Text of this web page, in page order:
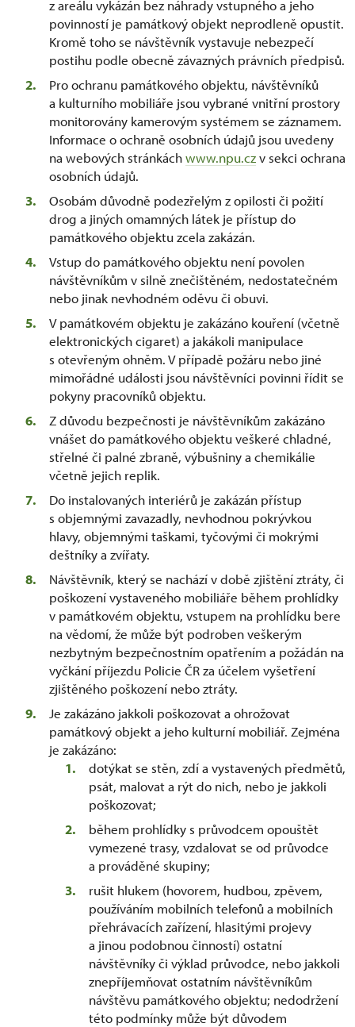
z areálu vykázán bez náhrady vstupného a jeho
povinností je památkový objekt neprodleně opustit.
Kromě toho se návštěvník vystavuje nebezpečí
postihu podle obecně závazných právních předpisů.
Pro ochranu památkového objektu, návštěvníků
a kulturního mobiliáře jsou vybrané vnitřní prostory
monitorovány kamerovým systémem se záznamem.
Informace o ochraně osobních údajů jsou uvedeny
na webových stránkáchwww.npu.czv sekci ochrana
osobních údajů.
Osobám důvodně podezřelým z opilosti či požití
drog a jiných omamných látek je přístup do
památkového objektu zcela zakázán.
Vstup do památkového objektu není povolen
návštěvníkům v silně znečištěném, nedostatečném
nebo jinak nevhodném oděvu či obuvi.
V památkovém objektu je zakázáno kouření (včetně
elektronických cigaret) a jakákoli manipulace
s otevřeným ohněm. V případě požáru nebo jiné
mimořádné události jsou návštěvníci povinni řídit se
pokyny pracovníků objektu.
Z důvodu bezpečnosti je návštěvníkům zakázáno
vnášet do památkového objektu veškeré chladné,
střelné či palné zbraně, výbušniny a chemikálie
včetně jejich replik.
Do instalovaných interiérů je zakázán přístup
s objemnými zavazadly, nevhodnou pokrývkou
hlavy, objemnými taškami, tyčovými či mokrými
deštníky a zvířaty.
Návštěvník, který se nachází v době zjištění ztráty, či
poškození vystaveného mobiliáře během prohlídky
v památkovém objektu, vstupem na prohlídku bere
na vědomí, že může být podroben veškerým
nezbytným bezpečnostním opatřením a požádán na
vyčkání příjezdu Policie ČR za účelem vyšetření
zjištěného poškození nebo ztráty.
Je zakázáno jakkoli poškozovat a ohrožovat
památkový objekt a jeho kulturní mobiliář. Zejména
je zakázáno:
dotýkat se stěn, zdí a vystavených předmětů,
psát, malovat a rýt do nich, nebo je jakkoli
poškozovat;
během prohlídky s průvodcem opouštět
vymezené trasy, vzdalovat se od průvodce
a prováděné skupiny;
rušit hlukem (hovorem, hudbou, zpěvem,
používáním mobilních telefonů a mobilních
přehrávacích zařízení, hlasitými projevy
a jinou podobnou činností) ostatní
návštěvníky či výklad průvodce, nebo jakkoli
znepříjemňovat ostatním návštěvníkům
návštěvu památkového objektu; nedodržení
této podmínky může být důvodem